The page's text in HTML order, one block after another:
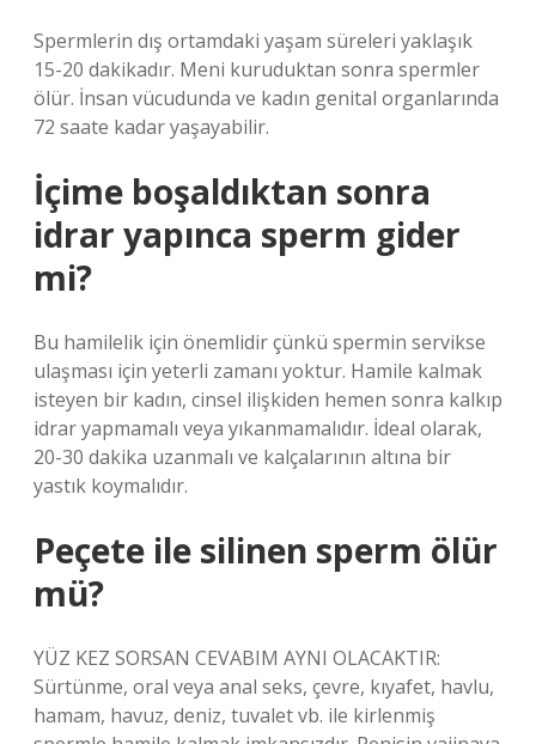
Spermlerin dış ortamdaki yaşam süreleri yaklaşık
15-20 dakikadır. Meni kuruduktan sonra spermler
ölür. İnsan vücudunda ve kadın genital organlarında
72 saate kadar yaşayabilir.
İçime boşaldıktan sonra
idrar yapınca sperm gider
mi?
Bu hamilelik için önemlidir çünkü spermin servikse
ulaşması için yeterli zamanı yoktur. Hamile kalmak
isteyen bir kadın, cinsel ilişkiden hemen sonra kalkıp
idrar yapmamalı veya yıkanmamalıdır. İdeal olarak,
20-30 dakika uzanmalı ve kalçalarının altına bir
yastık koymalıdır.
Peçete ile silinen sperm ölür
mü?
YÜZ KEZ SORSAN CEVABIM AYNI OLACAKTIR:
Sürtünme, oral veya anal seks, çevre, kıyafet, havlu,
hamam, havuz, deniz, tuvalet vb. ile kirlenmiş